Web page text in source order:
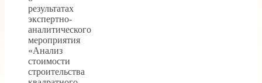
результатах
экспертно-
аналитического
мероприятия
«Анализ
стоимости
строительства